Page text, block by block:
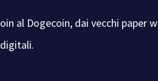
al Dogecoin, dai vecchi paper